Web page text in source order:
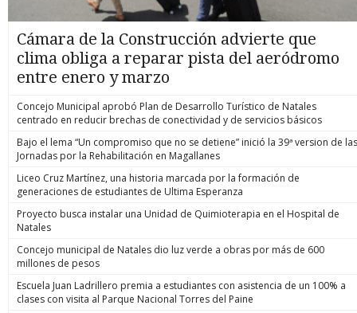
Cámara de la Construcción advierte que
clima obliga a reparar pista del aeródromo
entre enero y marzo
Concejo Municipal aprobó Plan de Desarrollo Turístico de Natales
centrado en reducir brechas de conectividad y de servicios básicos
Bajo el lema “Un compromiso que no se detiene” inició la 39ª version de las
Jornadas por la Rehabilitación en Magallanes
Liceo Cruz Martínez, una historia marcada por la formación de
generaciones de estudiantes de Ultima Esperanza
Proyecto busca instalar una Unidad de Quimioterapia en el Hospital de
Natales
Concejo municipal de Natales dio luz verde a obras por más de 600
millones de pesos
Escuela Juan Ladrillero premia a estudiantes con asistencia de un 100% a
clases con visita al Parque Nacional Torres del Paine